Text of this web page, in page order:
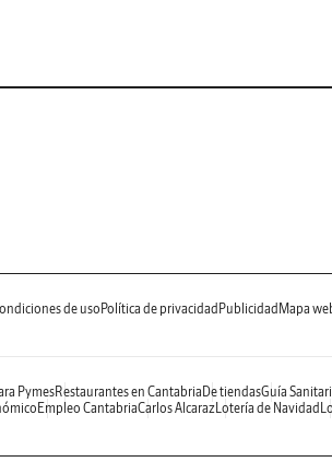
de usoPolítica de privacidad Publicidad Mapa
PymesRestaurantes en Cantabria De tiendasGuía
Empleo CantabriaCarlos AlcarazLotería de Navidad